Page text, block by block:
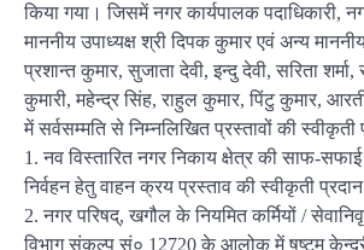
किया गया। जिसमें नगर कार्यपालक पदाधिकारी,
माननीय उपाध्यक्ष श्री दिपक कुमार एवं अन्य
प्रशान्त कुमार, सुजाता देवी, इन्दु देवी, सरिता
कुमारी, महेन्द्र सिंह, राहुल कुमार, पिंटु कुमार,
में सर्वसम्मति से निम्नलिखित प्रस्तावों की स्वीकृती
1. नव विस्तारित नगर निकाय क्षेत्र की साफ-
निर्वहन हेतु वाहन क्रय प्रस्ताव की स्वीकृती
2. नगर परिषद्, खगौल के नियमित कर्मियों /
विभाग संकल्प सं० 12720 के आलोक में षष्टम